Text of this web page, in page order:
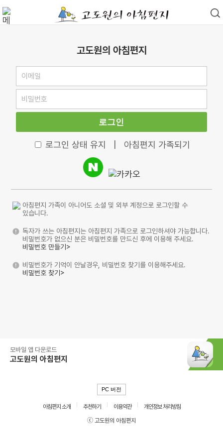
고도원의 아침편지
로그인
로그인 상태 유지 아침편지 가족되기
아침편지 가족이 아니어도 소셜 및 외부 계정으로 로그인할 수
있습니다.
독자가 쓰는 아침편지는 아침편지 가족으로 로그인하셔야 가능합니다.
비밀번호가 없으신 분은 비밀번호를 만드신 후에 이용해 주세요.
비밀번호 만들기>
비밀번호가 기억이 안날경우, 비밀번호 찾기를 이용해주세요.
비밀번호 찾기>
모바일 앱 다운로드
고도원의 아침편지
PC 버전
아침편지 소개 추천하기 이용약관
개인정보 처리방침
ⓒ 고도원의 아침편지